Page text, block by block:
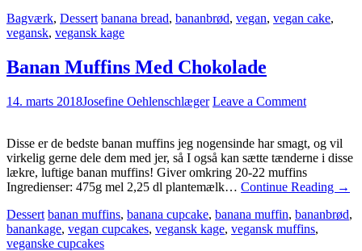
Bagværk, Dessert banana bread, bananbrød, vegan, vegan cake,
vegansk, vegansk kage
Banan Muffins Med Chokolade
14. marts 2018Josefine Oehlenschlæger Leave a Comment
Disse er de bedste banan muffins jeg nogensinde har smagt, og vil
virkelig gerne dele dem med jer, så I også kan sætte tænderne i disse
lækre, luftige banan muffins! Giver omkring 20-22 muffins
Ingredienser: 475g mel 2,25 dl plantemælk… Continue Reading →
Dessert banan muffins, banana cupcake, banana muffin, bananbrød,
banankage, vegan cupcakes, vegansk kage, vegansk muffins,
veganske cupcakes